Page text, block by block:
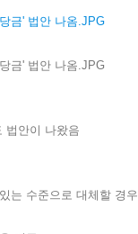
법안이 나왔음
는 수준으로 대체할 경우